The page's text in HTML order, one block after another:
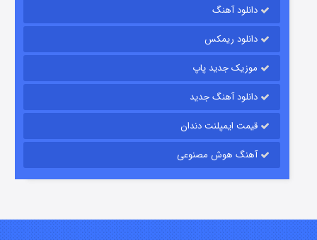
قسمت۱۵ (دوبله) منتشر شد
دانلود آهنگ
دانلود ریمکس
موزیک جدید پاپ
دانلود آهنگ جدید
قیمت ایمپلنت دندان
آهنگ هوش مصنوعی